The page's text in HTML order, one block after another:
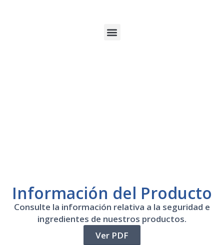
Información del Producto
Consulte la información relativa a la seguridad e
ingredientes de nuestros productos.
Ver PDF